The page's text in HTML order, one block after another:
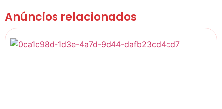
Anúncios relacionados